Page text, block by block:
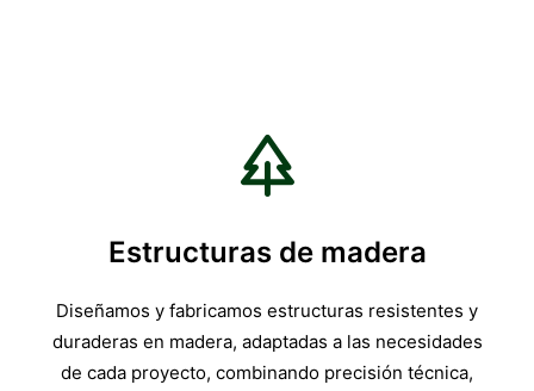
Estructuras de madera
Diseñamos y fabricamos estructuras resistentes y
duraderas en madera, adaptadas a las necesidades
de cada proyecto, combinando precisión técnica,